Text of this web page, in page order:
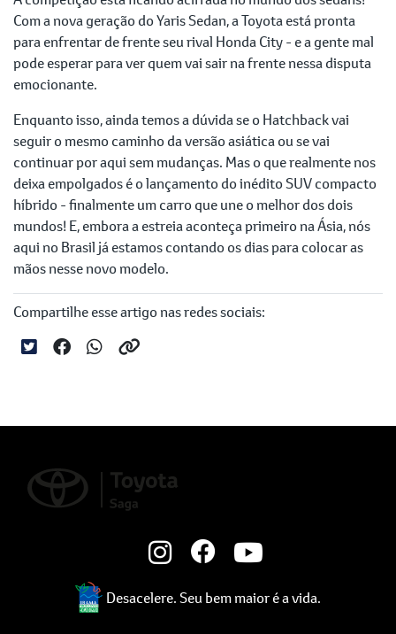
Com a nova geração do Yaris Sedan, a Toyota está pronta
para enfrentar de frente seu rival Honda City - e a gente mal
pode esperar para ver quem vai sair na frente nessa disputa
emocionante.
Enquanto isso, ainda temos a dúvida se o Hatchback vai
seguir o mesmo caminho da versão asiática ou se vai
continuar por aqui sem mudanças. Mas o que realmente nos
deixa empolgados é o lançamento do inédito SUV compacto
híbrido - finalmente um carro que une o melhor dos dois
mundos! E, embora a estreia aconteça primeiro na Ásia, nós
aqui no Brasil já estamos contando os dias para colocar as
mãos nesse novo modelo.
Compartilhe esse artigo nas redes sociais:
Desacelere. Seu bem maior é a vida.